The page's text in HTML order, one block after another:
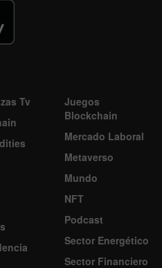
Tv
Juegos
Blockchain
Mercado Laboral
Metaverso
Mundo
NFT
Podcast
Sector Energético
Sector Financiero